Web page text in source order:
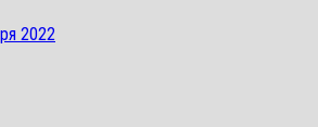
2022